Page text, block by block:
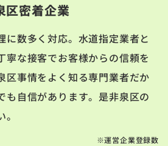
区密着企業
に数多く対応。水道指定業者と
寧な接客でお客様からの信頼を
区事情をよく知る専門業者だか
も自信があります。是非泉区の
※運営企業登録数